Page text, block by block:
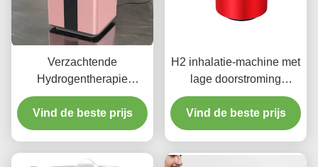
Verzachtende
Hydrogentherapie
Machine Verbeter de
slaapkwaliteit 150 ml/min
Vind de beste prijs
H2 inhalatie-machine met
lage doorstroming
Draagbare
waterstofgasinhalator
Geruisloos
Vind de beste prijs